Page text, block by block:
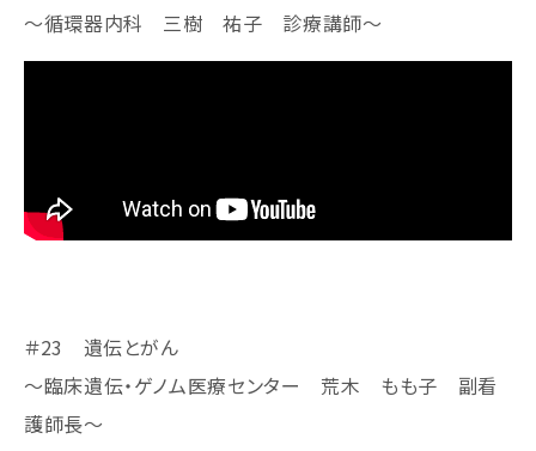
～循環器内科 三樹 祐子 診療講師～
＃23 遺伝とがん
～臨床遺伝・ゲノム医療センター 荒木 もも子 副看
護師長～